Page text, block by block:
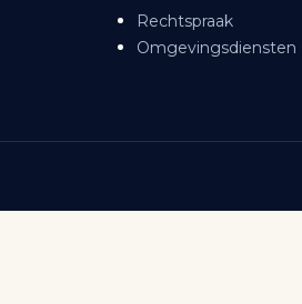
Rechtspraak
Omgevingsdiensten